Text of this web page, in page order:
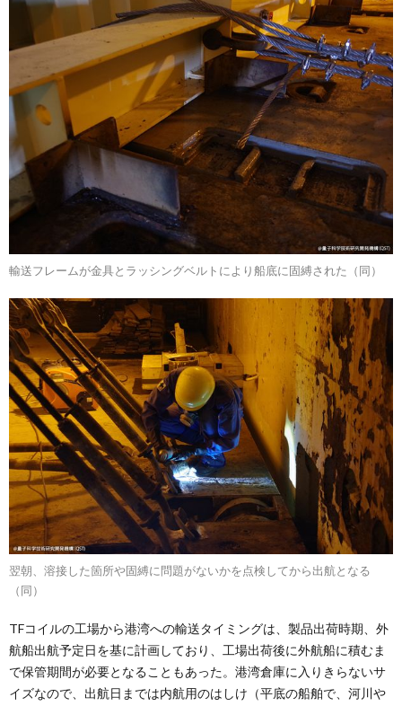
輸送フレームが金具とラッシングベルトにより船底に固縛された（同）
翌朝、溶接した箇所や固縛に問題がないかを点検してから出航となる
（同）
TFコイルの工場から港湾への輸送タイミングは、製品出荷時期、外
航船出航予定日を基に計画しており、工場出荷後に外航船に積むま
で保管期間が必要となることもあった。港湾倉庫に入りきらないサ
イズなので、出航日までは内航用のはしけ（平底の船舶で、河川や